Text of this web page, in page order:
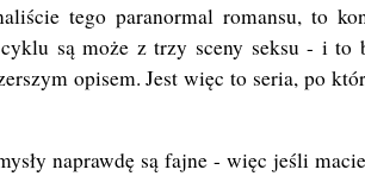
tego paranormal romansu, to
są może z trzy sceny seksu - i to
opisem. Jest więc to seria, po
naprawdę są fajne - więc jeśli